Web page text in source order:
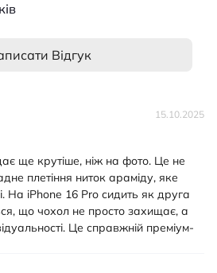
Відгук
15.10.2025
ще крутіше, ніж на фото. Це не
плетіння ниток араміду, яке
На iPhone 16 Pro сидить як друга
що чохол не просто захищає, а
Це справжній преміум-